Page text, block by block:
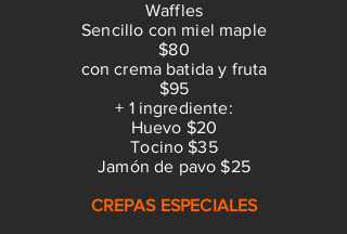
Waffles
Sencillo con miel maple
$80
con crema batida y fruta
$95
+ 1 ingrediente:
Huevo $20
Tocino $35
Jamón de pavo $25
CREPAS ESPECIALES